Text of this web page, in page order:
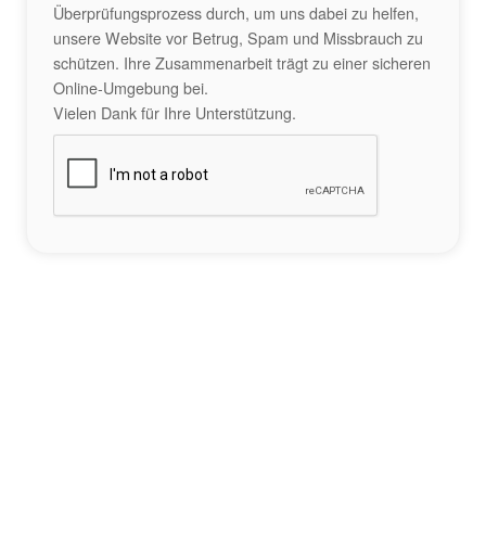
Überprüfungsprozess durch, um uns dabei zu helfen,
unsere Website vor Betrug, Spam und Missbrauch zu
schützen. Ihre Zusammenarbeit trägt zu einer sicheren
Online-Umgebung bei.
Vielen Dank für Ihre Unterstützung.